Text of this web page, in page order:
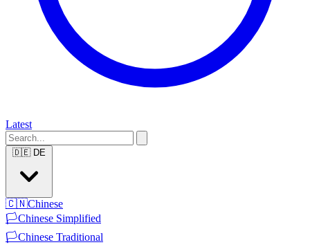
Latest
🇩🇪 DE
🇨🇳Chinese
🏳️Chinese Simplified
🏳️Chinese Traditional